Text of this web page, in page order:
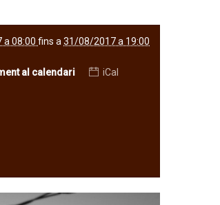
08:00 fins a 31/08/2017 a 19:00
al calendari
iCal